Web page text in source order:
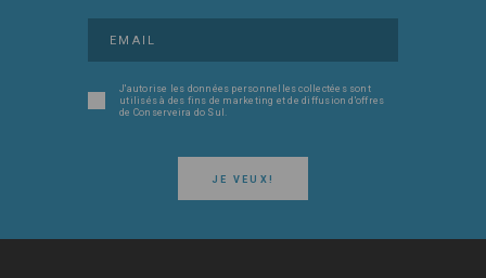
JE VEUX!
J'autorise les données personnelles collectées sont
utilisés à des fins de marketing et de diffusion d'offres
de Conserveira do Sul.